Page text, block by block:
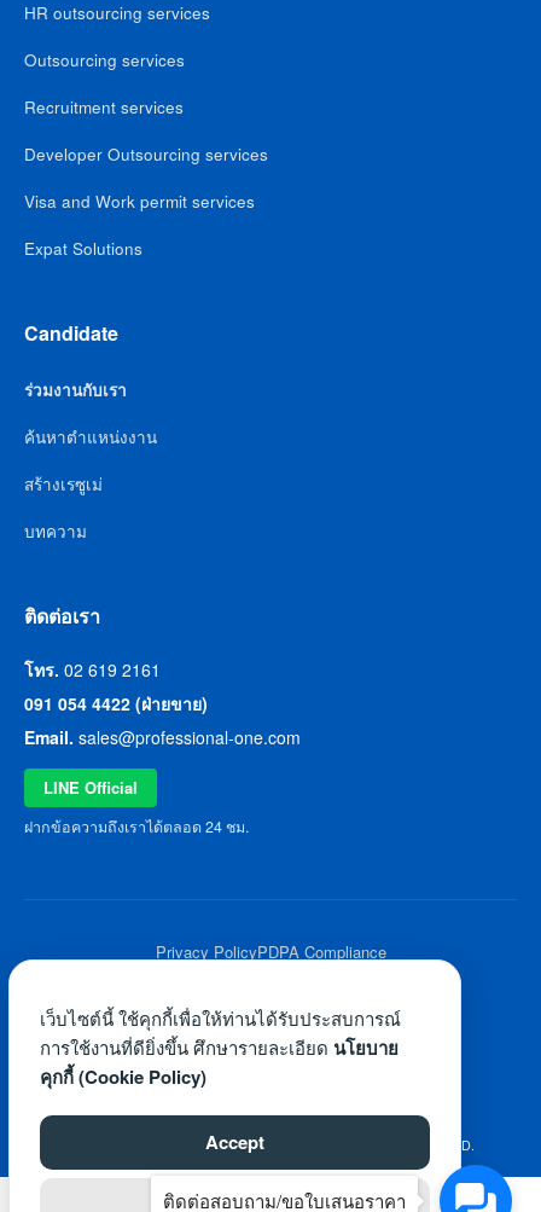
HR outsourcing services
Outsourcing services
Recruitment services
Developer Outsourcing services
Visa and Work permit services
Expat Solutions
Candidate
ร่วมงานกับเรา
ค้นหาตำแหน่งงาน
สร้างเรซูเม่
บทความ
ติดต่อเรา
โทร. 02 619 2161
091 054 4422 (ฝ่ายขาย)
Email. sales@professional-one.com
LINE Official
ฝากข้อความถึงเราได้ตลอด 24 ชม.
Privacy PolicyPDPA Compliance
©2026 WWW.PROFESSIONAL-ONE.COM. ALL RIGHTS RESERVED.
ติดต่อสอบถาม/ขอใบเสนอราคา
ไทย English
เว็บไซต์นี้ ใช้คุกกี้เพื่อให้ท่านได้รับประสบการณ์
การใช้งานที่ดียิ่งขึ้น ศึกษารายละเอียด นโยบาย
คุกกี้ (Cookie Policy)
Accept
Reject